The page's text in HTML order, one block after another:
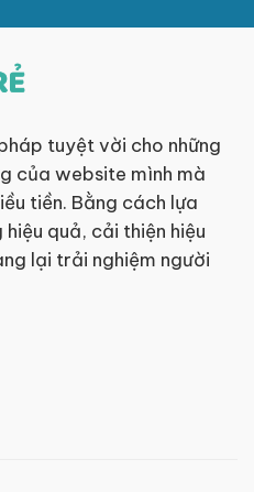
tuyệt vời cho những
của website mình mà
tiền. Bằng cách lựa
quả, cải thiện hiệu
lại trải nghiệm người